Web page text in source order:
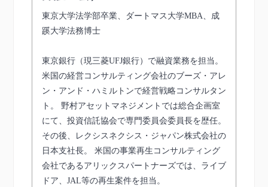
東京大学法学部卒業、ダートマス大学MBA、成
蹊大学法務博士
東京銀行（現三菱UFJ銀行）で融資業務を担当。
米国の経営コンサルティング会社のブーズ・アレ
ン・アンド・ハミルトンで経営戦略コンサルタン
ト。 野村アセットマネジメントでは総合企画室
にて、投資信託協会で専門委員会委員長を歴任。
その後、レクシスネクシス・ジャパン株式会社の
日本支社長。 米国の事業再生コンサルティング
会社であるアリックスパートナーズでは、ライブ
ドア、JAL等の再生案件を担当。